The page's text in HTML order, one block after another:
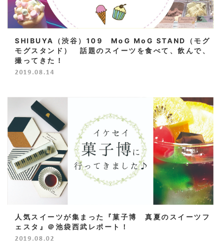
SHIBUYA（渋谷）109 MoG MoG STAND（モグ
モグスタンド） 話題のスイーツを食べて、飲んで、
撮ってきた！
2019.08.14
人気スイーツが集まった『菓子博 真夏のスイーツフ
ェスタ』＠池袋西武レポート！
2019.08.02